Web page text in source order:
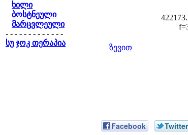
ხილი
ბოსტნეული
მარცვლეული
- - - - - - - - - - - - -
სუ ჯოკ თერაპია
ზევით
Facebook Twitter